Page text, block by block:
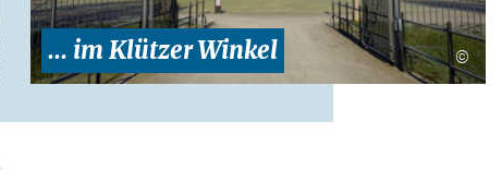
... im Klützer Winkel ©